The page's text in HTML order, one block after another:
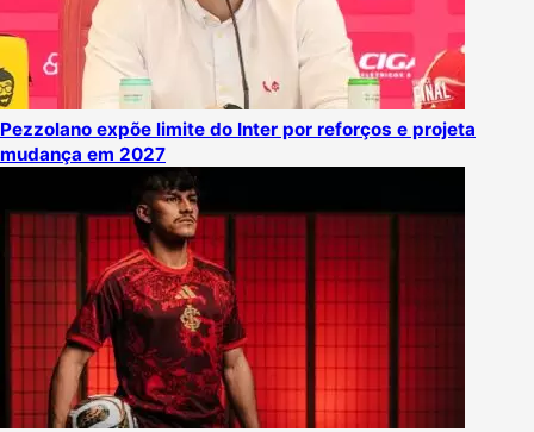
Pezzolano expõe limite do Inter por reforços e projeta
mudança em 2027